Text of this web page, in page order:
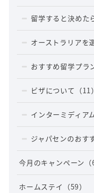
留学すると決めた
オーストラリアを
おすすめ留学プラ
ビザについて （11）
インターミディア
ジャパセンのおす
今月のキャンペーン
ホームステイ （59）